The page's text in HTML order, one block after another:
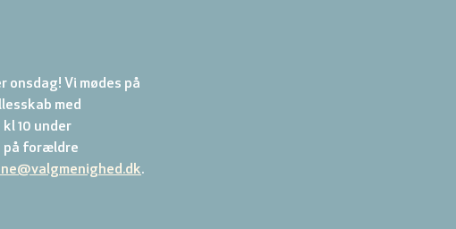
Vi mødes på
med
10 under
på forældre
.